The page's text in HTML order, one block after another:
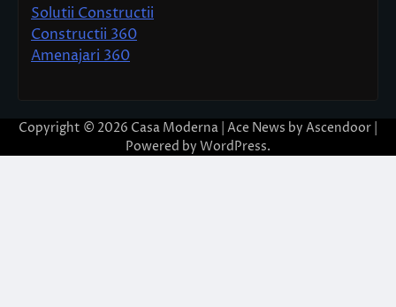
Solutii Constructii
Constructii 360
Amenajari 360
Copyright © 2026 Casa Moderna | Ace News by Ascendoor
Powered by WordPress.